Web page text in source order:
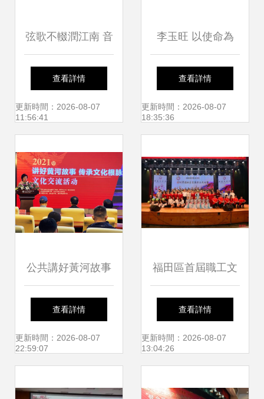
弦歌不輟潤江南 音
樂學院美育藝術實
踐織就文化傳承新
查看詳情
更新時間：2026-08-07
11:56:41
李玉旺 以使命為
帆，推動文化藝術
交流的浪潮
查看詳情
更新時間：2026-08-07
18:35:36
公共講好黃河故事
傳承文化根脈 文化
交流活動在呼和浩
查看詳情
更新時間：2026-08-07
22:59:07
福田區首屆職工文
化節隆重開幕 開啟
職工文化藝術交流
查看詳情
更新時間：2026-08-07
13:04:26